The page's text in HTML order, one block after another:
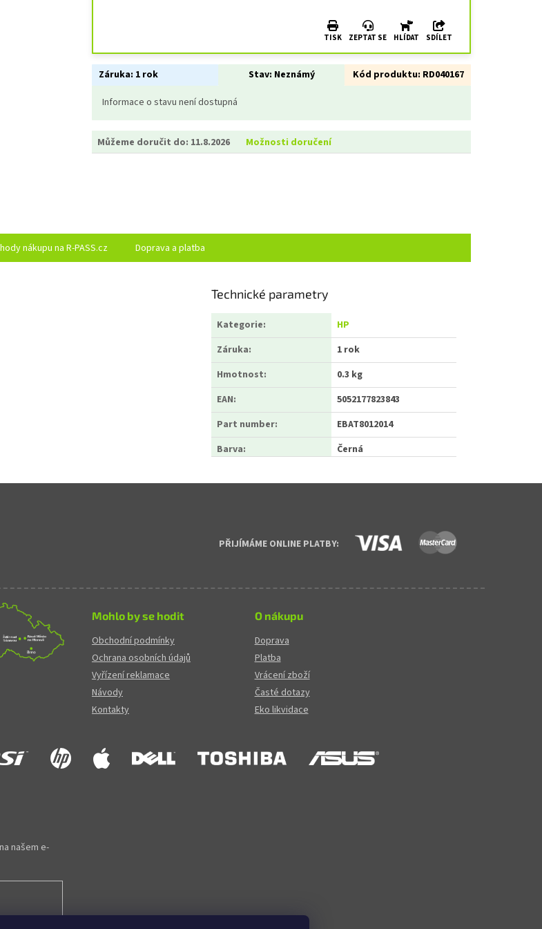
TISK ZEPTAT SE HLÍDAT SDÍLET
Záruka: 1 rok Stav: Neznámý Kód produktu: RD040167
Informace o stavu není dostupná
Můžeme doručit do: 11.8.2026 Možnosti doručení
nákupu na R-PASS.cz Doprava a platba
Technické parametry
Kategorie:
HP
Záruka:
1 rok
Hmotnost:
0.3 kg
EAN:
5052177823843
Part number:
EBAT8012014
Barva: Černá
PŘIJÍMÁME ONLINE PLATBY:
Mohlo by se hodit
Obchodní podmínky
Ochrana osobních údajů
Vyřízení reklamace
Návody
Kontakty
O nákupu
Doprava
Platba
Vrácení zboží
Časté dotazy
Eko likvidace
našem e-